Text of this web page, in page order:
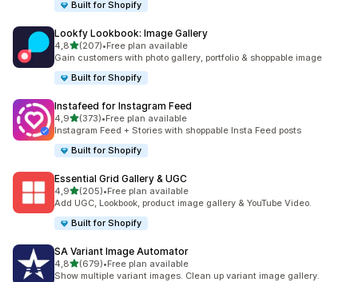
Built for Shopify
Lookfy Lookbook: Image Gallery
4,85 yıldız üzerinden
(207)
toplam 207 değerlendirme
•Free plan available
Gain customers with photo gallery, portfolio & shoppable image
Built for Shopify
Instafeed for Instagram Feed
4,95 yıldız üzerinden
(373)
toplam 373 değerlendirme
•Free plan available
Instagram Feed + Stories with shoppable Insta Feed posts
Built for Shopify
Essential Grid Gallery & UGC
4,95 yıldız üzerinden
(205)
toplam 205 değerlendirme
•Free plan available
Add UGC, Lookbook, product image gallery & YouTube Video.
Built for Shopify
SA Variant Image Automator
4,85 yıldız üzerinden
(679)
toplam 679 değerlendirme
•Free plan available
Show multiple variant images. Clean up variant image gallery.